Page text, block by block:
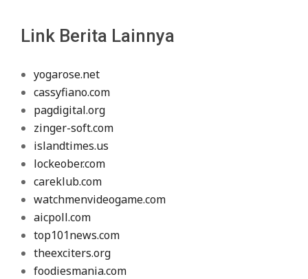
Link Berita Lainnya
yogarose.net
cassyfiano.com
pagdigital.org
zinger-soft.com
islandtimes.us
lockeober.com
careklub.com
watchmenvideogame.com
aicpoll.com
top101news.com
theexciters.org
foodiesmania.com